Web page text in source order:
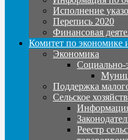
Исполнение
Перепись 2020
Финансовая
Комитет по экономике
Экономика
Социально-
Поддержка
Сельское
Реестр